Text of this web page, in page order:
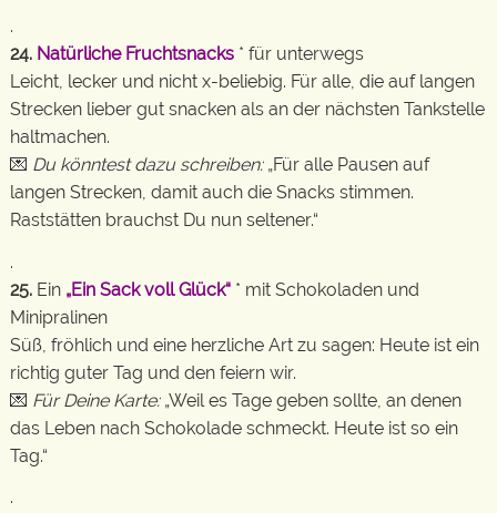
.
24. Natürliche Fruchtsnacks * für unterwegs
Leicht, lecker und nicht x-beliebig. Für alle, die auf langen
Strecken lieber gut snacken als an der nächsten Tankstelle
haltmachen.
💌 Du könntest dazu schreiben:„Für alle Pausen auf
langen Strecken, damit auch die Snacks stimmen.
Raststätten brauchst Du nun seltener.“
.
25. Ein „Ein Sack voll Glück“ * mit Schokoladen und
Minipralinen
Süß, fröhlich und eine herzliche Art zu sagen: Heute ist ein
richtig guter Tag und den feiern wir.
💌 Für Deine Karte:„Weil es Tage geben sollte, an denen
das Leben nach Schokolade schmeckt. Heute ist so ein
Tag.“
.